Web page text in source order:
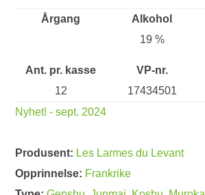
Årgang
Alkohol
19 %
Ant. pr. kasse
12
VP-nr.
17434501
Nyhet! - sept. 2024
Produsent: Les Larmes du Levant
Opprinnelse: Frankrike